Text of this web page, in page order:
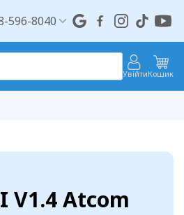
596-8040
УвійтиКошик
V1.4 Atcom